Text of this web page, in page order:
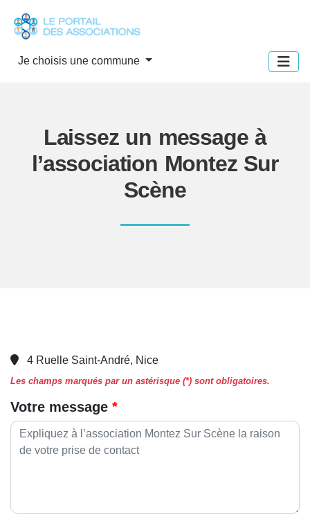
Je choisis une commune
Laissez un message à
l’association Montez Sur
Scène
4 Ruelle Saint-André, Nice
Les champs marqués par un astérisque (*) sont obligatoires.
Votre message